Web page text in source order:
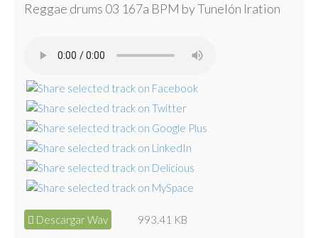
Reggae drums 03 167a BPM by Tunelón Iration
Descargar Wav 993.41 KB